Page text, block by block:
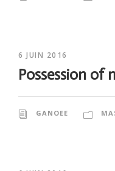
6 JUIN 2016
Possession of
GANOEE